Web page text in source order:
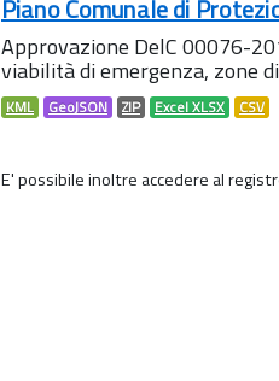
Piano Comunale di
Approvazione DelC 00076-
viabilità di emergenza, zone
KML GeoJSON ZIP Excel XLSX CSV
E' possibile inoltre accedere al